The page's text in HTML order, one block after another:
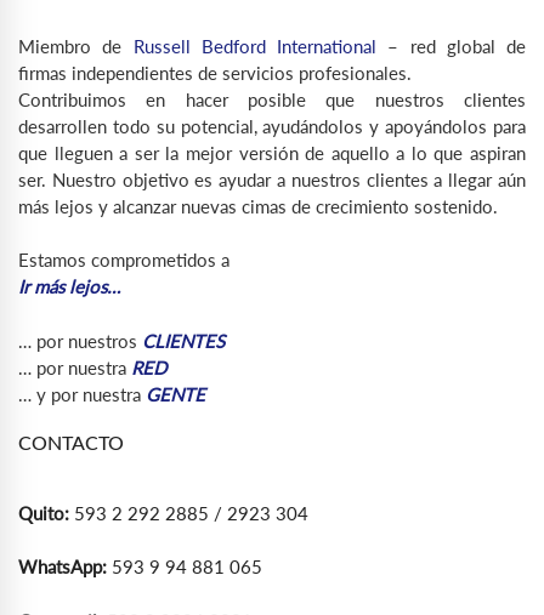
Miembro de Russell Bedford International – red global de
firmas independientes de servicios profesionales.
Contribuimos en hacer posible que nuestros clientes
desarrollen todo su potencial, ayudándolos y apoyándolos para
que lleguen a ser la mejor versión de aquello a lo que aspiran
ser. Nuestro objetivo es ayudar a nuestros clientes a llegar aún
más lejos y alcanzar nuevas cimas de crecimiento sostenido.
Estamos comprometidos a
Ir más lejos…
… por nuestros CLIENTES
… por nuestra RED
… y por nuestra GENTE
CONTACTO
Quito: 593 2 292 2885 / 2923 304
WhatsApp: 593 9 94 881 065